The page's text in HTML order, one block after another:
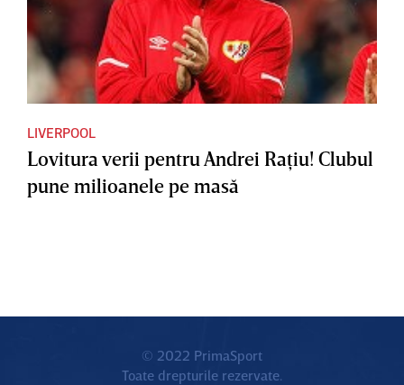
LIVERPOOL
Lovitura verii pentru Andrei Raţiu! Clubul
pune milioanele pe masă
© 2022 PrimaSport
Toate drepturile rezervate.